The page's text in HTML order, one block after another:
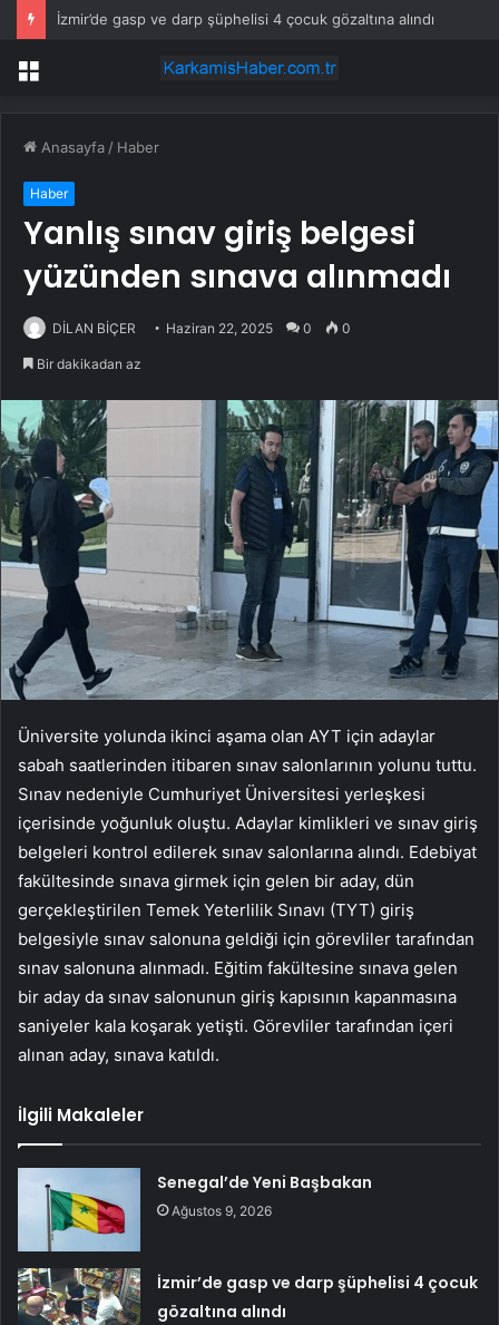
İzmir’de gasp ve darp şüphelisi 4 çocuk gözaltına alındı
Menü
Anasayfa / Haber
Haber
Yanlış sınav giriş belgesi
yüzünden sınava alınmadı
DİLAN BİÇER Haziran 22, 2025 0 0
Bir dakikadan az
Üniversite yolunda ikinci aşama olan AYT için adaylar
sabah saatlerinden itibaren sınav salonlarının yolunu tuttu.
Sınav nedeniyle Cumhuriyet Üniversitesi yerleşkesi
içerisinde yoğunluk oluştu. Adaylar kimlikleri ve sınav giriş
belgeleri kontrol edilerek sınav salonlarına alındı. Edebiyat
fakültesinde sınava girmek için gelen bir aday, dün
gerçekleştirilen Temek Yeterlilik Sınavı (TYT) giriş
belgesiyle sınav salonuna geldiği için görevliler tarafından
sınav salonuna alınmadı. Eğitim fakültesine sınava gelen
bir aday da sınav salonunun giriş kapısının kapanmasına
saniyeler kala koşarak yetişti. Görevliler tarafından içeri
alınan aday, sınava katıldı.
İlgili Makaleler
Senegal’de Yeni Başbakan
Ağustos 9, 2026
İzmir’de gasp ve darp şüphelisi 4 çocuk
gözaltına alındı